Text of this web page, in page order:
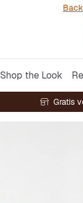
Shop the Look
Gratis